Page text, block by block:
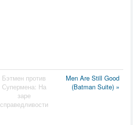
Бэтмен против
Супермена: На
заре
справедливости
Men Are Still Good
(Batman Suite) »